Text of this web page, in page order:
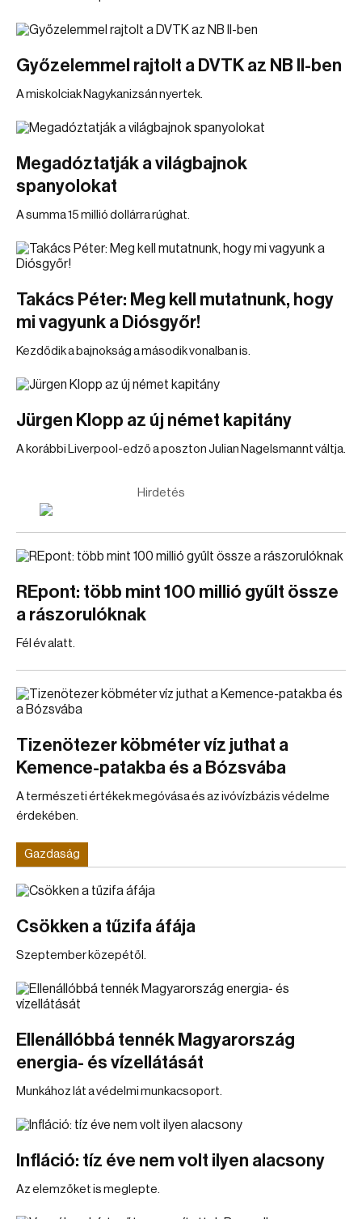
Győzelemmel rajtolt a DVTK az NB II-ben
A miskolciak Nagykanizsán nyertek.
Megadóztatják a világbajnok
spanyolokat
A summa 15 millió dollárra rúghat.
Takács Péter: Meg kell mutatnunk, hogy
mi vagyunk a Diósgyőr!
Kezdődik a bajnokság a második vonalban is.
Jürgen Klopp az új német kapitány
A korábbi Liverpool-edző a poszton Julian Nagelsmannt váltja.
Hirdetés
REpont: több mint 100 millió gyűlt össze
a rászorulóknak
Fél év alatt.
Tizenötezer köbméter víz juthat a
Kemence-patakba és a Bózsvába
A természeti értékek megóvása és az ivóvízbázis védelme
érdekében.
Gazdaság
Csökken a tűzifa áfája
Szeptember közepétől.
Ellenállóbbá tennék Magyarország
energia- és vízellátását
Munkához lát a védelmi munkacsoport.
Infláció: tíz éve nem volt ilyen alacsony
Az elemzőket is meglepte.